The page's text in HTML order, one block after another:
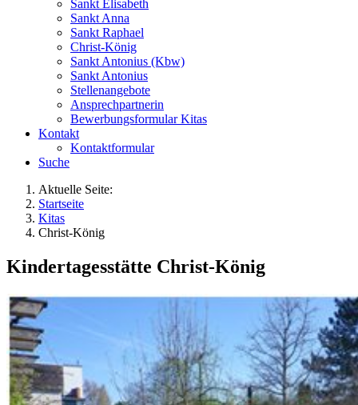
Sankt Elisabeth
Sankt Anna
Sankt Raphael
Christ-König
Sankt Antonius (Kbw)
Sankt Antonius
Stellenangebote
Ansprechpartnerin
Bewerbungsformular Kitas
Kontakt
Kontaktformular
Suche
Aktuelle Seite:
Startseite
Kitas
Christ-König
Kindertagesstätte Christ-König